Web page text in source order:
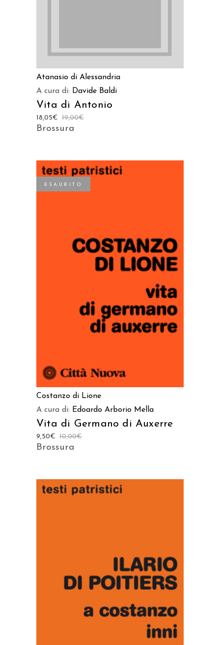
Atanasio di Alessandria
A cura di: Davide Baldi
Vita di Antonio
19,00€
18,05€
Brossura
ESAURITO
Costanzo di Lione
A cura di: Edoardo Arborio Mella
Vita di Germano di Auxerre
10,00€
9,50€
Brossura
AGGIUNGI AL CARRELLO